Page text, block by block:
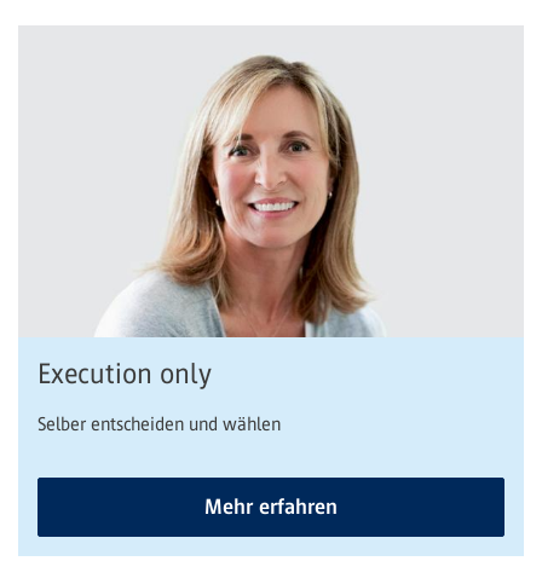
Execution only
Selber entscheiden und wählen
Mehr erfahren